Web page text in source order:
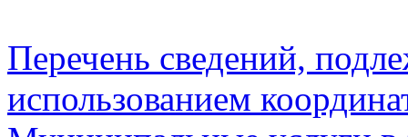
Перечень сведений,
использованием